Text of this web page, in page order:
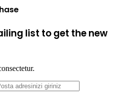
list to get the new